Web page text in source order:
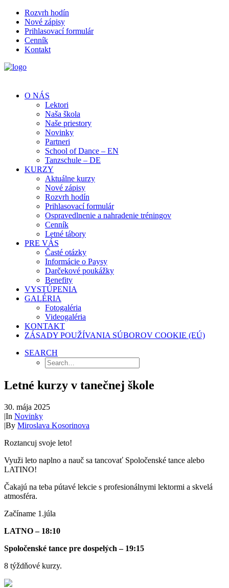
Rozvrh hodín
Nové zápisy
Prihlasovací formulár
Cenník
Kontakt
O NÁS
Lektori
Naša škola
Naše priestory
Novinky
Partneri
School of Dance – EN
Tanzschule – DE
KURZY
Aktuálne kurzy
Nové zápisy
Rozvrh hodín
Prihlasovací formulár
Ospravedlnenie a nahradenie tréningov
Cenník
Letné tábory
PRE VÁS
Časté otázky
Informácie o Paysy
Darčekové poukážky
Benefity
VYSTÚPENIA
GALÉRIA
Fotogaléria
Videogaléria
KONTAKT
ZÁSADY POUŽÍVANIA SÚBOROV COOKIE (EÚ)
SEARCH
Letné kurzy v tanečnej škole
30. mája 2025
|In Novinky
|By Miroslava Kosorinova
Roztancuj svoje leto!
Využi leto naplno a nauč sa tancovať Spoločenské tance alebo
LATINO!
Čakajú na teba pútavé lekcie s profesionálnymi lektormi a skvelá
atmosféra.
Začíname 1.júla
LATNO – 18:10
Spoločenské tance pre dospelých – 19:15
8 týždňové kurzy.